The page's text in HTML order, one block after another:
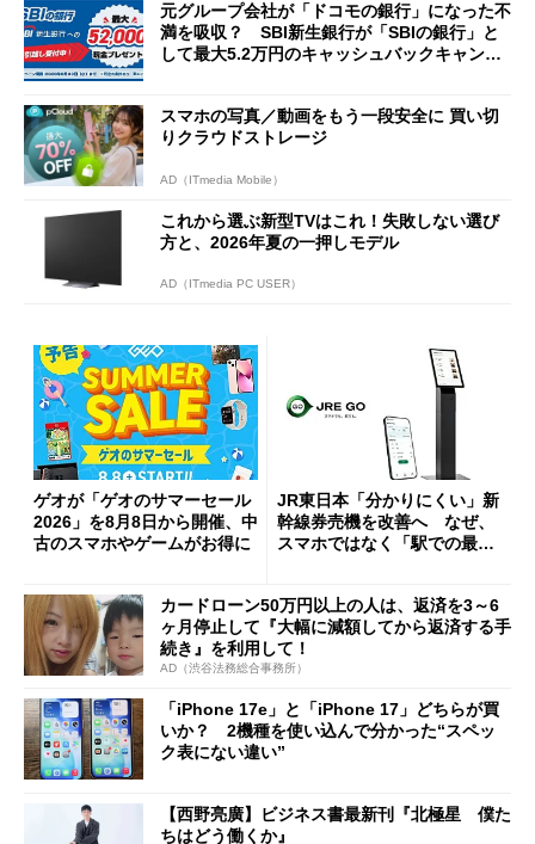
元グループ会社が「ドコモの銀行」になった不
満を吸収？ SBI新生銀行が「SBIの銀行」と
して最大5.2万円のキャッシュバックキャンペ
スマホの写真／動画をもう一段安全に 買い切
りクラウドストレージ
AD（ITmedia Mobile）
これから選ぶ新型TVはこれ！失敗しない選び
方と、2026年夏の一押しモデル
AD（ITmedia PC USER）
ゲオが「ゲオのサマーセール
2026」を8月8日から開催、中
古のスマホやゲームがお得に
JR東日本「分かりにくい」新
幹線券売機を改善へ なぜ、
スマホではなく「駅での最短
カードローン50万円以上の人は、返済を3～6
ヶ月停止して『大幅に減額してから返済する手
続き』を利用して！
AD（渋谷法務総合事務所）
「iPhone 17e」と「iPhone 17」どちらが買
いか？ 2機種を使い込んで分かった“スペッ
ク表にない違い”
【西野亮廣】ビジネス書最新刊『北極星 僕た
ちはどう働くか』